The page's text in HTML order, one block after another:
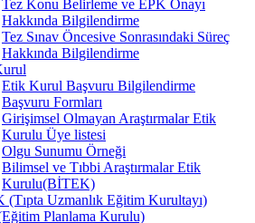
Tez Konu Belirleme ve EPK Onayı
Hakkında Bilgilendirme
Tez Sınav Öncesive Sonrasındaki Süreç
Hakkında Bilgilendirme
Etik Kurul Başvuru Bilgilendirme
Başvuru Formları
Girişimsel Olmayan Araştırmalar Etik
Kurulu Üye listesi
Olgu Sunumu Örneği
Bilimsel ve Tıbbi Araştırmalar Etik
Kurulu(BİTEK)
(Tıpta Uzmanlık Eğitim Kurultayı)
Planlama Kurulu)